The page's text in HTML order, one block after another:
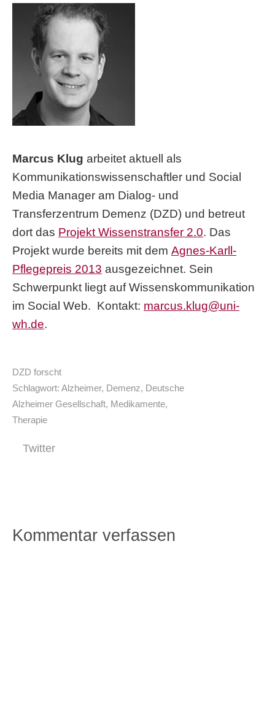
Marcus Klug arbeitet aktuell als
Kommunikationswissenschaftler und Social
Media Manager am Dialog- und
Transferzentrum Demenz (DZD) und betreut
dort das Projekt Wissenstransfer 2.0. Das
Projekt wurde bereits mit dem Agnes-Karll-
Pflegepreis 2013 ausgezeichnet. Sein
Schwerpunkt liegt auf Wissenskommunikation
im Social Web. Kontakt: marcus.klug@uni-
wh.de.
DZD forscht
Schlagwort: Alzheimer, Demenz, Deutsche
Alzheimer Gesellschaft, Medikamente,
Therapie
Twitter
Kommentar verfassen